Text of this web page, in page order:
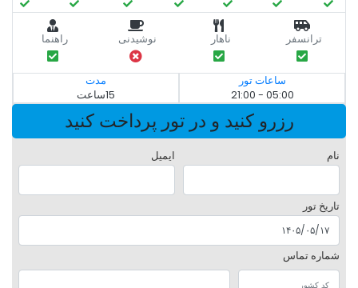
ترانسفر ناهار نوشیدنی راهنما
ساعات تور
05:00 - 21:00
مدت
15ساعت
رزرو کنید و در تور پرداخت کنید
نام ایمیل
تاریخ تور
شماره تماس